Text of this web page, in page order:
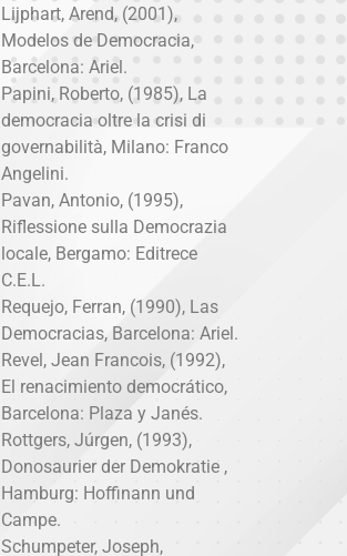
Lijphart, Arend, (2001),
Modelos de Democracia,
Barcelona: Ariel.
Papini, Roberto, (1985), La
democracia oltre la crisi di
governabilità, Milano: Franco
Angelini.
Pavan, Antonio, (1995),
Riflessione sulla Democrazia
locale, Bergamo: Editrece
C.E.L.
Requejo, Ferran, (1990), Las
Democracias, Barcelona: Ariel.
Revel, Jean Francois, (1992),
El renacimiento democrático,
Barcelona: Plaza y Janés.
Rottgers, Júrgen, (1993),
Donosaurier der Demokratie ,
Hamburg: Hoffinann und
Campe.
Schumpeter, Joseph,